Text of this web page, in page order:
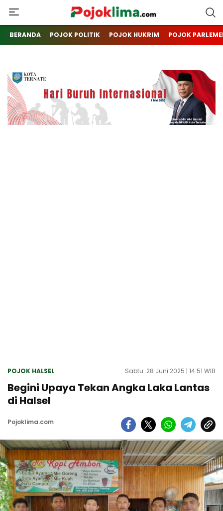
pojoklima.com
Mojokin
BERANDA POJOK POLITIK POJOK HUKRIM POJOK
POJOK HALSEL Sabtu. 28 Juni 2025 | 14:51 WIB
Begini Upaya Tekan Angka Laka Lantas
di Halsel
Pojoklima.com